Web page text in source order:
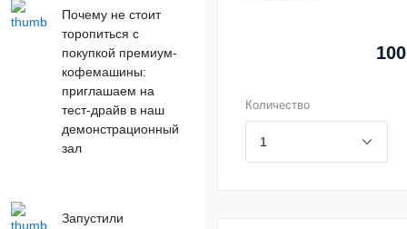
Почему не стоит
торопиться с
покупкой премиум-
кофемашины:
приглашаем на
тест-драйв в наш
демонстрационный
зал
Запустили
Количество